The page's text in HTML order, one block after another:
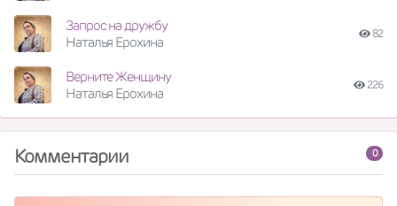
Запрос на дружбу
Наталья Ерохина
82
Верните Женщину
Наталья Ерохина
226
0
Комментарии